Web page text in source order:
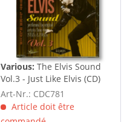
Various:The Elvis Sound
Vol.3 - Just Like Elvis (CD)
Art-Nr.: CDC781
Article doit être